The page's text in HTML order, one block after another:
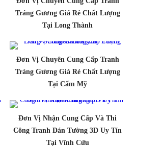
Tráng Gương Giá Rẻ Chất Lượng
Tại Long Thành
Đơn Vị Chuyên Cung Cấp Tranh
Tráng Gương Giá Rẻ Chất Lượng
Tại Cẩm Mỹ
Đơn Vị Nhận Cung Cấp Và Thi
Công Tranh Dán Tường 3D Uy Tín
Tại Vĩnh Cửu